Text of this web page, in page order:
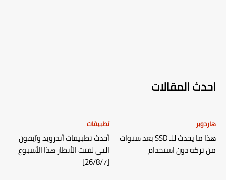
احدث المقالات
هاردوير
هذا ما يحدث للـ SSD بعد سنوات
من تركه دون استخدام
تطبيقات
أحدث تطبيقات أندرويد وآيفون
التي لفتت الأنظار هذا الأسبوع
[26/8/7]